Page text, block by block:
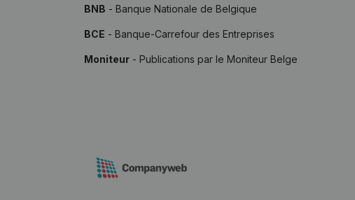
BNB - Banque Nationale de Belgique
BCE - Banque-Carrefour des Entreprises
Moniteur - Publications par le Moniteur Belge